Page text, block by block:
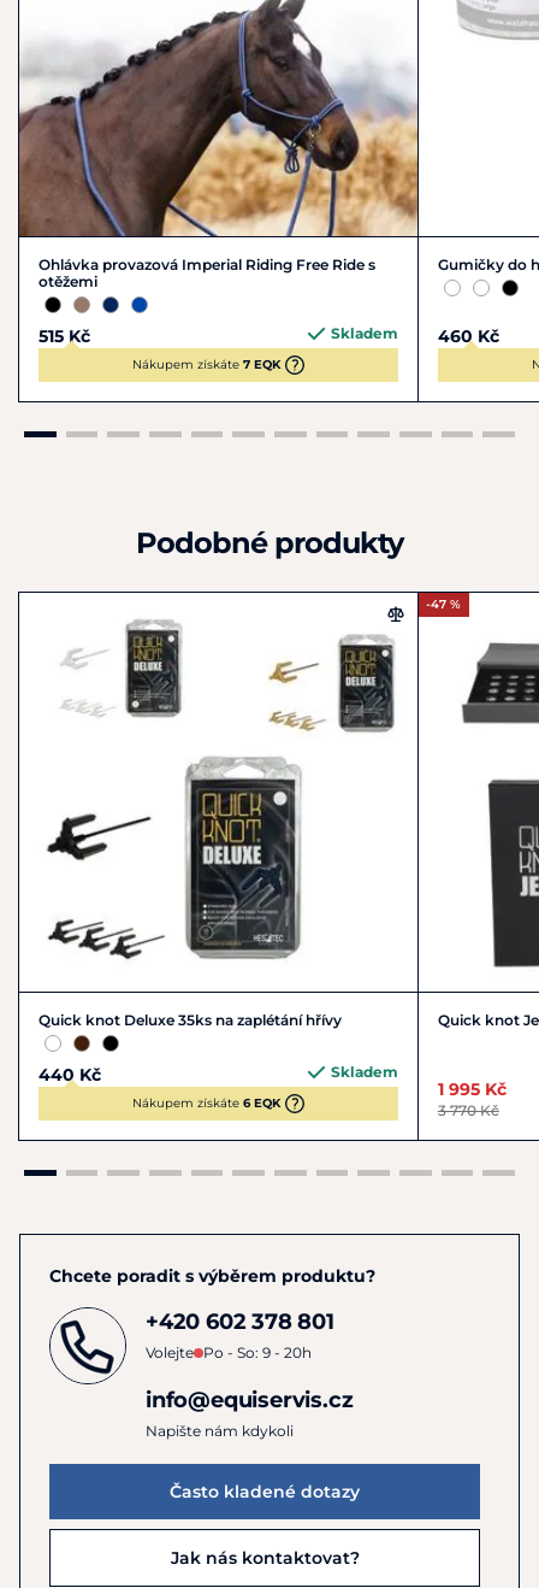
Ohlávka provazová Imperial Riding Free Ride s
otěžemi
515 Kč Skladem
Nákupem získáte 7 EQK
Gumičky do
460 Kč
Podobné produkty
Quick knot Deluxe 35ks na zaplétání hřívy
440 Kč Skladem
Nákupem získáte 6 EQK
-47 %
Quick knot
1 995 Kč
3 770 Kč
Chcete poradit s výběrem produktu?
+420 602 378 801
Volejte Po - So: 9 - 20h
info@equiservis.cz
Napište nám kdykoli
Často kladené dotazy
Jak nás kontaktovat?